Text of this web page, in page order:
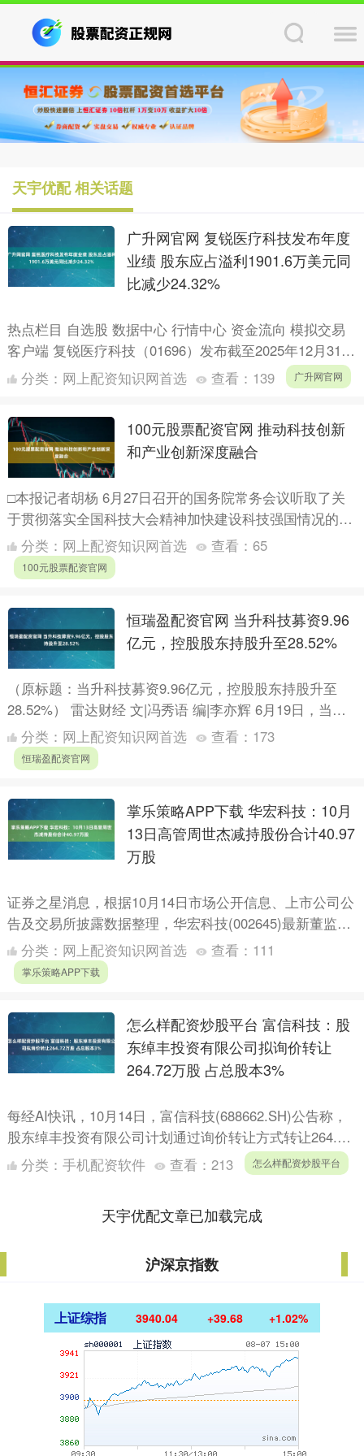
天宇优配 相关话题
广升网官网 复锐医疗科技发布年度
业绩 股东应占溢利1901.6万美元同
比减少24.32%
热点栏目 自选股 数据中心 行情中心 资金流向 模拟交易
客户端 复锐医疗科技（01696）发布截至2025年12月31日
止年度业绩，该集团期内取得收益3.65....
分类： 网上配资知识网首选 查看： 139 广升网官网
100元股票配资官网 推动科技创新
和产业创新深度融合
□本报记者胡杨 6月27日召开的国务院常务会议听取了关
于贯彻落实全国科技大会精神加快建设科技强国情况的汇
报。会议指出，要进一步增强责任感紧迫感，锚定目标不
松懈，....
分类： 网上配资知识网首选 查看： 65
100元股票配资官网
恒瑞盈配资官网 当升科技募资9.96
亿元，控股股东持股升至28.52%
（原标题：当升科技募资9.96亿元，控股股东持股升至
28.52%） 雷达财经 文|冯秀语 编|李亦辉 6月19日，当升
科技（证券代码：300073）披露2024....
分类： 网上配资知识网首选 查看： 173
恒瑞盈配资官网
掌乐策略APP下载 华宏科技：10月
13日高管周世杰减持股份合计40.97
万股
证券之星消息，根据10月14日市场公开信息、上市公司公
告及交易所披露数据整理，华宏科技(002645)最新董监高
及相关人员股份变动情况：2025年10月13日公....
分类： 网上配资知识网首选 查看： 111
掌乐策略APP下载
怎么样配资炒股平台 富信科技：股
东绰丰投资有限公司拟询价转让
264.72万股 占总股本3%
每经AI快讯，10月14日，富信科技(688662.SH)公告称，
股东绰丰投资有限公司计划通过询价转让方式转让264.72
万股，占公司总股本的3.00%，转让原....
分类： 手机配资软件 查看： 213 怎么样配资炒股平台
天宇优配文章已加载完成
沪深京指数
上证综指 3940.04 +39.68 +1.02%